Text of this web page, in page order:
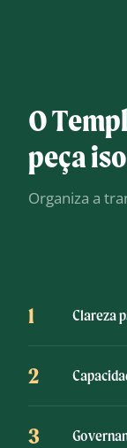
O
peça
Organiza a
1 Clareza
2
3